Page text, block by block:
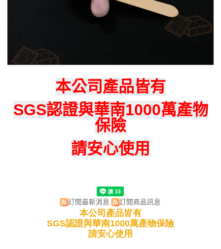
本公司產品皆有
SGS認證與華南1000萬產物
保險
請安心使用
訂閱最新消息 訂閱商品訊息
本公司產品皆有
SGS認證與華南1000萬產物保險
請安心使用